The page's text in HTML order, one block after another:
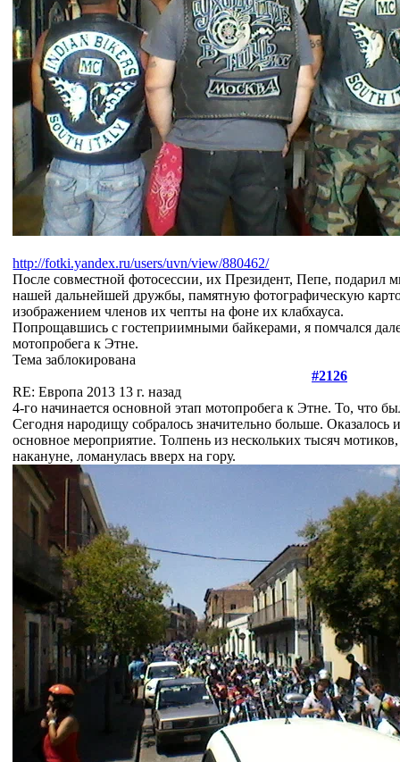
http://fotki.yandex.ru/users/uvn/view/880462/
После совместной фотосессии, их Президент, Пепе, подарил
нашей дальнейшей дружбы, памятную фотографическую
изображением членов их чепты на фоне их клабхауса.
Попрощавшись с гостеприимными байкерами, я помчался
мотопробега к Этне.
Тема заблокирована
#2126
RE: Европа 2013 13 г. назад
4-го начинается основной этап мотопробега к Этне. То, что
Сегодня народищу собралось значительно больше. Оказалось
основное мероприятие. Толпень из нескольких тысяч
накануне, ломанулась вверх на гору.